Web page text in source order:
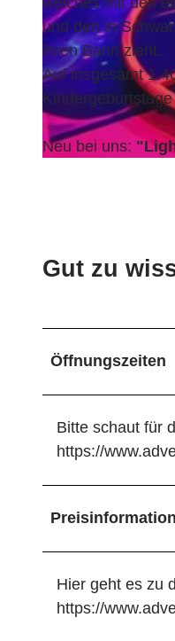
und den in
ihren Bann zieht.
Auf insgesamt
Neu bei uns:
Gut zu
Öffnungszeiten
​Bitte schaut für
https://
Hier geht es zu
https://